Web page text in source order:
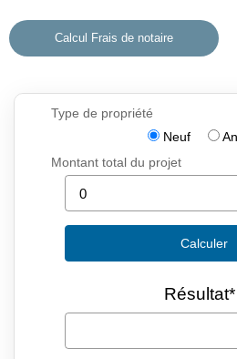
Calcul Frais de notaire